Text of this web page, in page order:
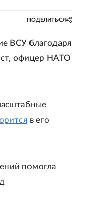
ПОДЕЛИТЬСЯ
ВСУ благодаря
офицер НАТО
в его
помогла